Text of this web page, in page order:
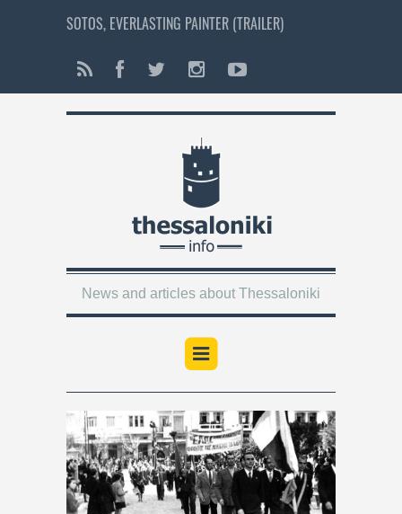
SOTOS, EVERLASTING PAINTER (TRAILER)
News and articles about Thessaloniki